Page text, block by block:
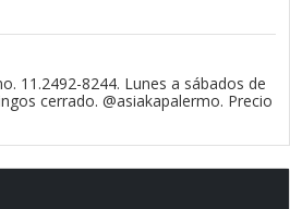
11.2492-8244. Lunes a sábados de
cerrado. @asiakapalermo. Precio